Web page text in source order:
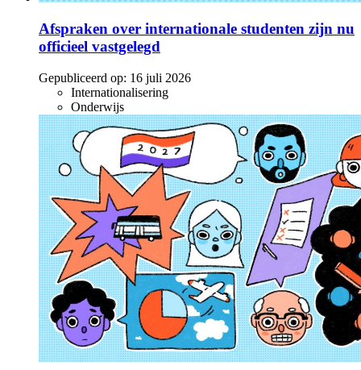
Afspraken over internationale studenten zijn nu
officieel vastgelegd
Gepubliceerd op: 16 juli 2026
Internationalisering
Onderwijs